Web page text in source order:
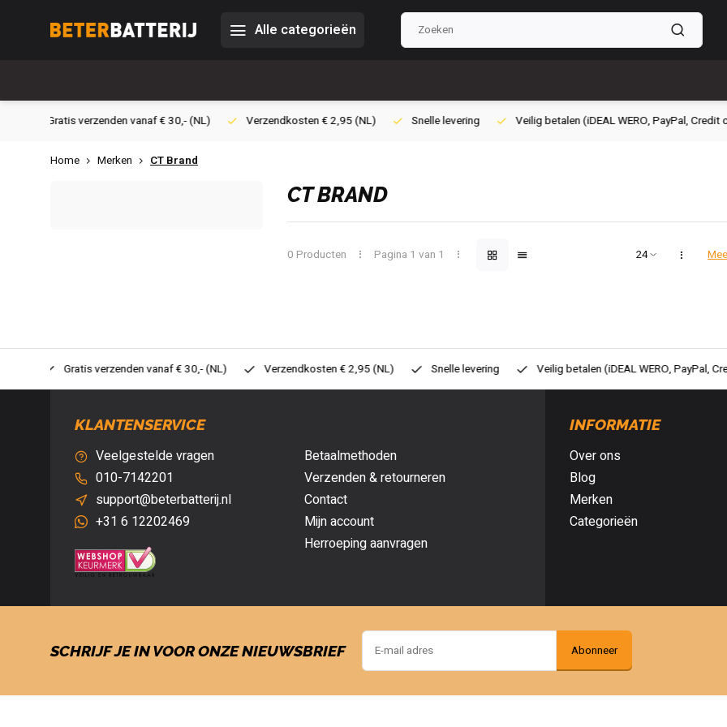
Alle categorieën
Verzendkosten € 2,95 (NL) Snelle levering Veilig betalen (iDEAL WERO, PayPal, Credit card of Achteraf betalen)
Home Merken CT Brand
CT BRAND
0 Producten Pagina 1 van 1
Verzendkosten € 2,95 (NL) Snelle levering Veilig betalen (iDEAL WERO, PayPal, Credit card of Achteraf betalen)
KLANTENSERVICE
Veelgestelde vragen
010-7142201
support@beterbatterij.nl
+31 6 12202469
Betaalmethoden
Verzenden & retourneren
Contact
Mijn account
Herroeping aanvragen
INFORMATIE
Over ons
Blog
Merken
Categorieën
SCHRIJF JE IN VOOR ONZE NIEUWSBRIEF Abonneer